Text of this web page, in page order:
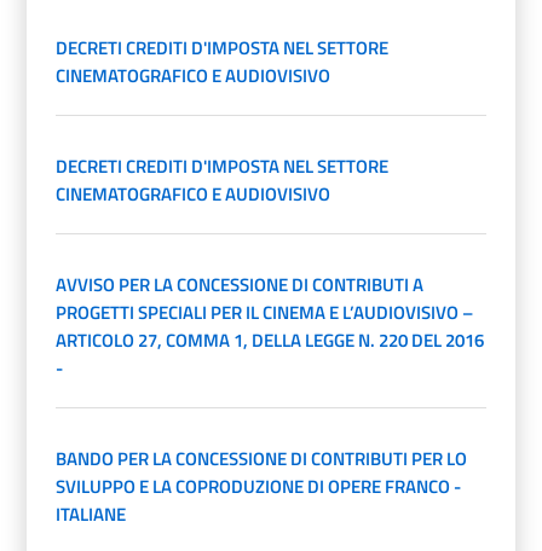
DECRETI CREDITI D'IMPOSTA NEL SETTORE
CINEMATOGRAFICO E AUDIOVISIVO
DECRETI CREDITI D'IMPOSTA NEL SETTORE
CINEMATOGRAFICO E AUDIOVISIVO
AVVISO PER LA CONCESSIONE DI CONTRIBUTI A
PROGETTI SPECIALI PER IL CINEMA E L’AUDIOVISIVO –
ARTICOLO 27, COMMA 1, DELLA LEGGE N. 220 DEL 2016
-
BANDO PER LA CONCESSIONE DI CONTRIBUTI PER LO
SVILUPPO E LA COPRODUZIONE DI OPERE FRANCO -
ITALIANE